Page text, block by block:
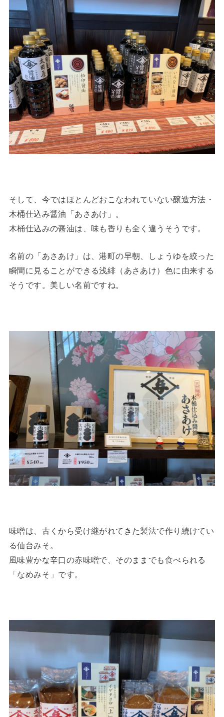
そして、今ではほとんどおこなわれていない醸造方法・
木桶仕込み醤油「あさあけ」。
木桶仕込みの醤油は、味も香りも全く違うそうです。
名前の「あさあけ」は、港町の早朝、しょうゆを絞った
瞬間に見ることができる浅緋（あさあけ）色に由来する
そうです。美しい名前ですね。
味噌は、古くから受け継がれてきた製法で作り続けてい
る仙台みそ。
風味豊かな辛口の赤味噌で、そのままでも食べられる
「なめみそ」です。